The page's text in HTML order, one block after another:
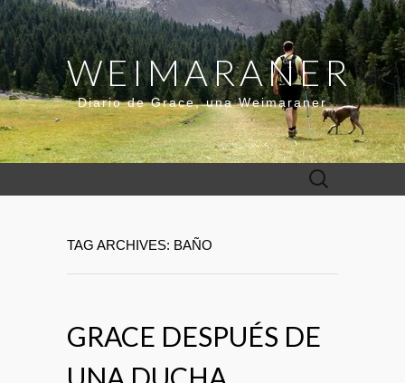
WEIMARANER
Diario de Grace, una Weimaraner
Buscar:
TAG ARCHIVES: BAÑO
GRACE DESPUÉS DE